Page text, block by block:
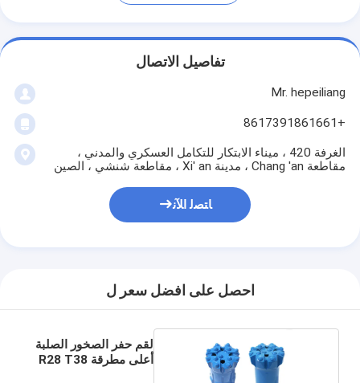
تفاصيل الاتصال
Mr. hepeiliang
+8617391861661
الغرفة 420 ، ميناء الابتكار للتكامل العسكري والمدني ،
مقاطعة Chang 'an ، مدينة Xi' an ، مقاطعة شنشي ، الصين
ﺎﺘﺼﻟ ﺍﻶﻧ
احصل على افضل سعر ل
لقم حفر الصخور الصلبة
أعلى مطرقة R28 T38